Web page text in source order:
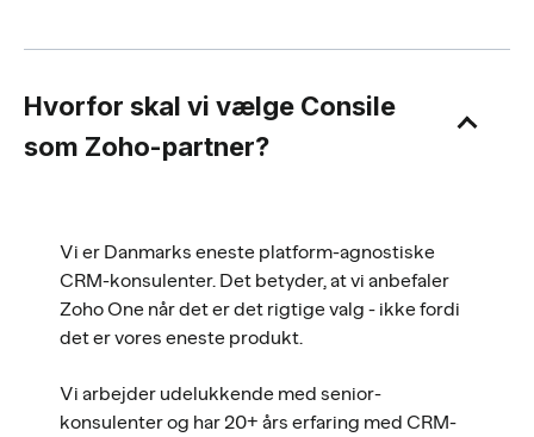
Hvorfor skal vi vælge Consile
som Zoho-partner?
Vi er Danmarks eneste platform-agnostiske
CRM-konsulenter. Det betyder, at vi anbefaler
Zoho One når det er det rigtige valg - ikke fordi
det er vores eneste produkt.
Vi arbejder udelukkende med senior-
konsulenter og har 20+ års erfaring med CRM-